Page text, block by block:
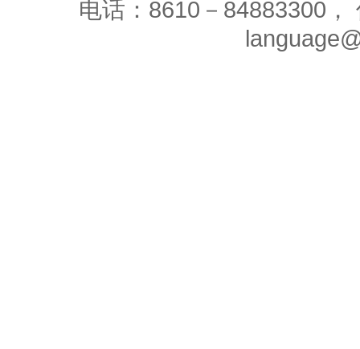
电话：8610－84883300